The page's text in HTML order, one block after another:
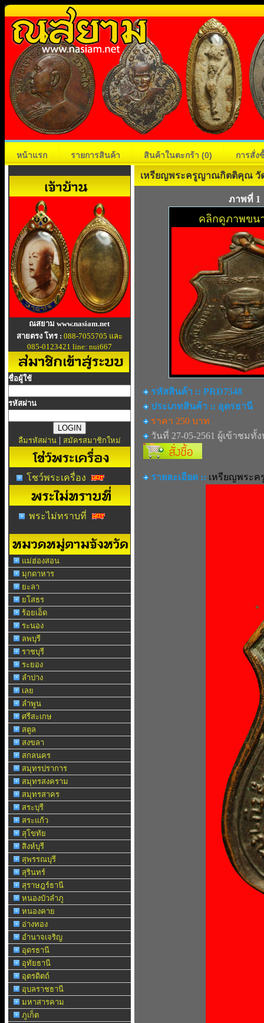
หน้าแรก รายการสินค้า สินค้าในตะกร้า (0) การสั่ง
ณสยาม www.nasiam.net
สายตรง โทร : 088-7055705 และ
085-0123421 line: nui667
ชื่อผู้ใช้
รหัสผ่าน
ลืมรหัสผ่าน | สมัครสมาชิกใหม่
โชว์พระเครื่อง
พระไม่ทราบที่
แม่ฮ่องสอน
มุกดาหาร
ยะลา
ยโสธร
ร้อยเอ็ด
ระนอง
ลพบุรี
ราชบุรี
ระยอง
ลำปาง
เลย
ลำพูน
ศรีสะเกษ
สตูล
สงขลา
สกลนคร
สมุทรปราการ
สมุทรสงคราม
สมุทรสาคร
สระบุรี
สระแก้ว
สุโขทัย
สิงห์บุรี
สุพรรณบุรี
สุรินทร์
สุราษฎร์ธานี
หนองบัวลำภู
หนองคาย
อ่างทอง
อำนาจเจริญ
อุดรธานี
อุทัยธานี
อุตรดิตถ์
อุบลราชธานี
มหาสารคาม
ภูเก็ต
เหรียญพระครูญาณกิตติคุณ วั
ภาพที่ 1
คลิกดูภาพขน
รหัสสินค้า :: PRD7548
ประเภทสินค้า :: อุดรธานี
ราคา 250 บาท
วันที่ 27-05-2561 ผู้เข้าชมทั้
รายละเอียด :: เหรียญพระ